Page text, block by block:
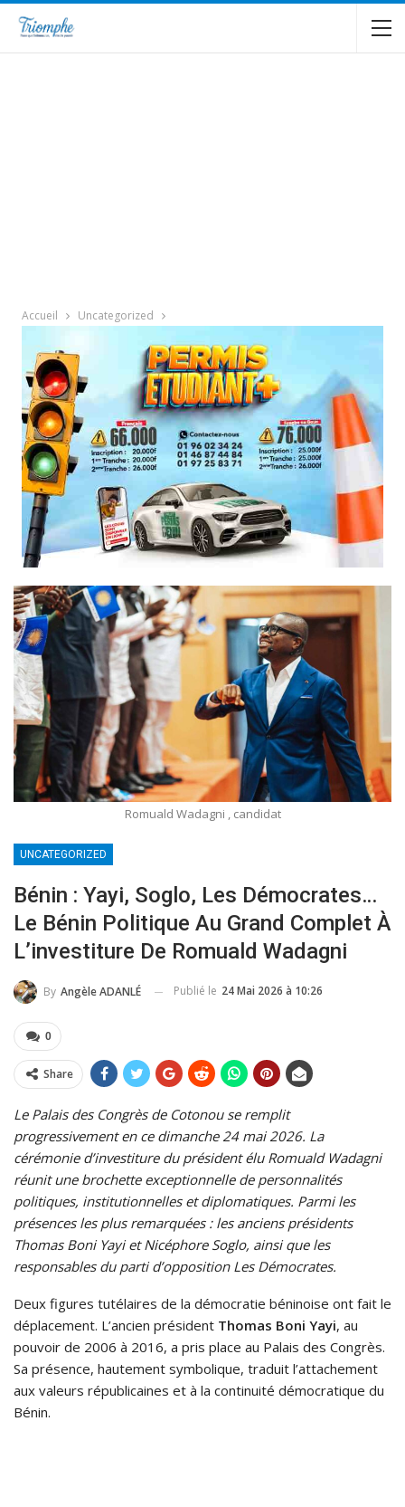
Accueil Uncategorized
Romuald Wadagni , candidat
UNCATEGORIZED
Bénin : Yayi, Soglo, Les Démocrates…
Le Bénin Politique Au Grand Complet À
L’investiture De Romuald Wadagni
By Angèle ADANLÉ Publié le 24 Mai 2026 à 10:26
0
Share
Le Palais des Congrès de Cotonou se remplit
progressivement en ce dimanche 24 mai 2026. La
cérémonie d’investiture du président élu Romuald Wadagni
réunit une brochette exceptionnelle de personnalités
politiques, institutionnelles et diplomatiques. Parmi les
présences les plus remarquées : les anciens présidents
Thomas Boni Yayi et Nicéphore Soglo, ainsi que les
responsables du parti d’opposition Les Démocrates.
Deux figures tutélaires de la démocratie béninoise ont fait le
déplacement. L’ancien président Thomas Boni Yayi, au
pouvoir de 2006 à 2016, a pris place au Palais des Congrès.
Sa présence, hautement symbolique, traduit l’attachement
aux valeurs républicaines et à la continuité démocratique du
Bénin.